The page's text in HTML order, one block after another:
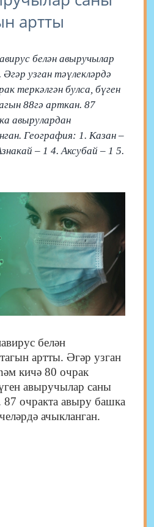
артты
белән авыручылар
узган тәүлекләрдә
теркәлгән булса, бүген
88гә арткан. 87
авырулардан
География: 1. Казан –
– 1 4. Аксубай – 1 5.
белән
артты. Әгәр узган
кичә 80 очрак
авыручылар саны
87 очракта авыру башка
ачыкланган.